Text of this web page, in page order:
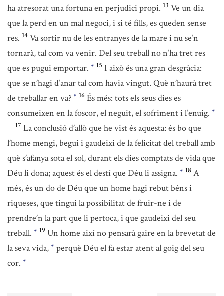
ha atresorat una fortuna en perjudici propi. 13 Ve un dia
que la perd en un mal negoci, i si té fills, es queden sense
res. 14 Va sortir nu de les entranyes de la mare i nu se’n
tornarà, tal com va venir. Del seu treball no n’ha tret res
que es pugui emportar. * 15 I això és una gran desgràcia:
que se n’hagi d’anar tal com havia vingut. Què n’haurà tret
de treballar en va? * 16 És més: tots els seus dies es
consumeixen en la foscor, el neguit, el sofriment i l’enuig. *
17 La conclusió d’allò que he vist és aquesta: és bo que
l’home mengi, begui i gaudeixi de la felicitat del treball amb
què s’afanya sota el sol, durant els dies comptats de vida que
Déu li dona; aquest és el destí que Déu li assigna. * 18 A
més, és un do de Déu que un home hagi rebut béns i
riqueses, que tingui la possibilitat de fruir-ne i de
prendre’n la part que li pertoca, i que gaudeixi del seu
treball. * 19 Un home així no pensarà gaire en la brevetat de
la seva vida, * perquè Déu el fa estar atent al goig del seu
cor. *